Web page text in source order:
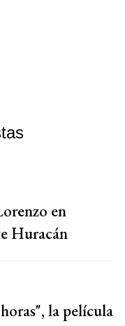
en
Huracán
la película